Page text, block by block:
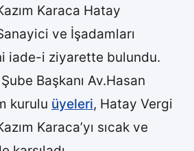
Karaca Hatay
ve İşadamları
iade-i ziyarette bulundu.
Başkanı Av.Hasan
kurulu üyeleri, Hatay Vergi
Karaca’yı sıcak ve